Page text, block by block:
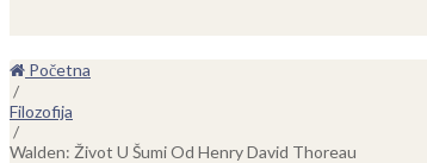
Početna
/
Filozofija
/
Walden: Život U Šumi Od Henry David Thoreau